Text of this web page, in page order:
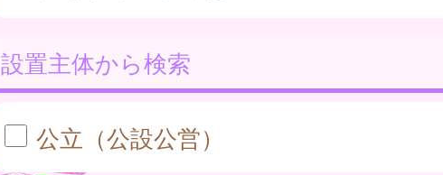
設置主体から検索
公立（公設公営）